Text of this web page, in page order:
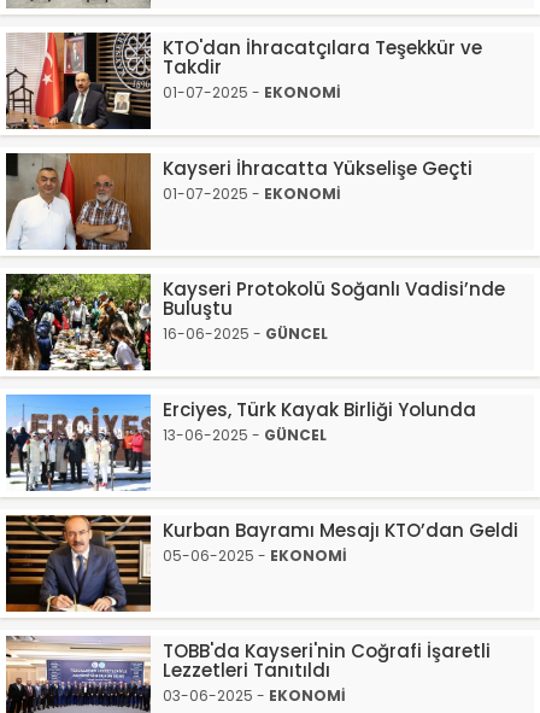
KTO'dan İhracatçılara Teşekkür ve
Takdir
01-07-2025 - EKONOMİ
Kayseri İhracatta Yükselişe Geçti
01-07-2025 - EKONOMİ
Kayseri Protokolü Soğanlı Vadisi’nde
Buluştu
16-06-2025 - GÜNCEL
Erciyes, Türk Kayak Birliği Yolunda
13-06-2025 - GÜNCEL
Kurban Bayramı Mesajı KTO’dan Geldi
05-06-2025 - EKONOMİ
TOBB'da Kayseri'nin Coğrafi İşaretli
Lezzetleri Tanıtıldı
03-06-2025 - EKONOMİ